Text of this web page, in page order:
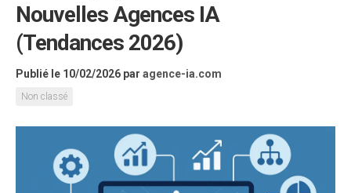
Nouvelles Agences IA
(Tendances 2026)
Publié le 10/02/2026 par agence-ia.com
Non classé